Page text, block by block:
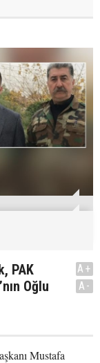
PAK
Oğlu
A+
A-
Mustafa